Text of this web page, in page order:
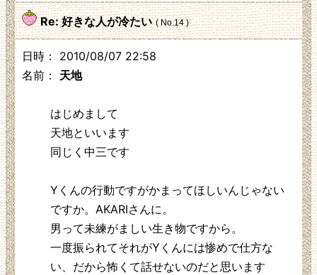
Re: 好きな人が冷たい ( No.14 )
日時： 2010/08/07 22:58
名前： 天地
はじめまして
天地といいます
同じく中三です
Yくんの行動ですがかまってほしいんじゃない
ですか。AKARIさんに。
男って未練がましい生き物ですから。
一度振られてそれがYくんには惨めで仕方な
い、だから怖くて話せないのだと思います